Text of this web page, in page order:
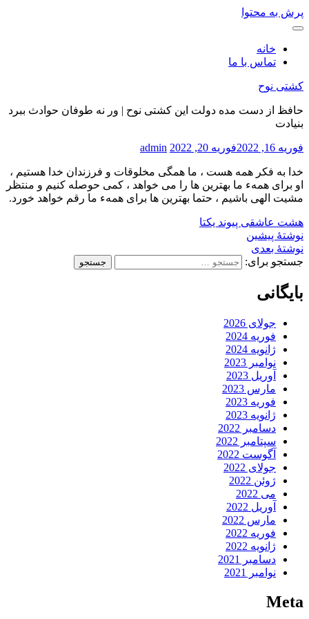
پرش به محتوا
خانه
تماس با ما
کشتی نوح
حافظ از دست مده دولت این کشتی نوح | ور نه طوفان حوادث ببرد
بنیادت
فوریه 16, 2022 فوریه 20, 2022 admin
خدا به فکر همه هست ، ما همگی مخلوقات و فرزندان خدا هستیم ،
او برای همهء ما بهترین ها را می خواهد ، کمی حوصله کنیم و منتظر
مشیت الهی باشیم ، حتما بهترین ها برای همهء ما رقم خواهد خورد.
هشت عاشقی پیوند یکتا
نوشتهٔ پیشین
نوشتهٔ بعدی
جستجو برای:
بایگانی
جولای 2026
فوریه 2024
ژانویه 2024
نوامبر 2023
آوریل 2023
مارس 2023
فوریه 2023
ژانویه 2023
دسامبر 2022
سپتامبر 2022
آگوست 2022
جولای 2022
ژوئن 2022
می 2022
آوریل 2022
مارس 2022
فوریه 2022
ژانویه 2022
دسامبر 2021
نوامبر 2021
Meta